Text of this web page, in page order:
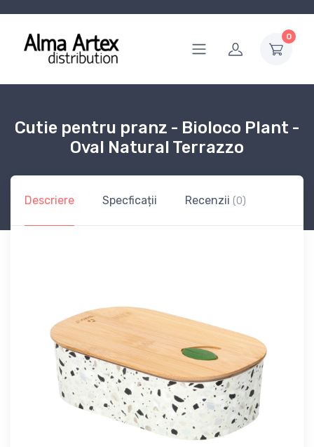
0
Cutie pentru pranz - Bioloco Plant -
Oval Natural Terrazzo
Descriere Specficații Recenzii (0)